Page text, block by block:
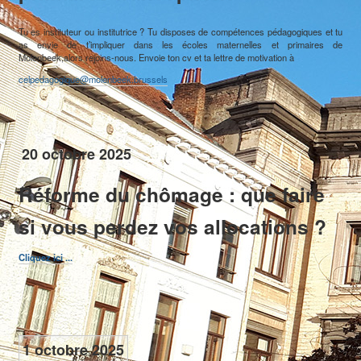
Cette rubrique contient toutes les publications communales telles que le
"Molenbeek Info", le journal communal édité à 38.000 exemplaires et
Tu es instituteur ou institutrice ? Tu disposes de compétences pédagogiques et tu
as envie de t’impliquer dans les écoles maternelles et primaires de
Molenbeek,alors rejoins-nous. Envoie ton cv et ta lettre de motivation à
celpedagogique@molenbeek.brussels
20 octobre 2025
Réforme du chômage : que faire
si vous perdez vos allocations ?
Cliquez ici ...
1 octobre 2025